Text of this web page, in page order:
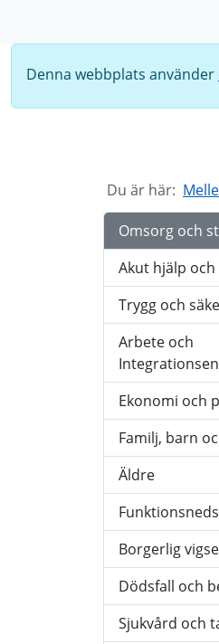
Denna webbplats använder
Du är här:
Omsorg och
Akut hjälp
Trygg och
Arbete och
Ekonomi och
Familj, barn
Äldre
Borgerlig
Dödsfall och
Sjukvård och